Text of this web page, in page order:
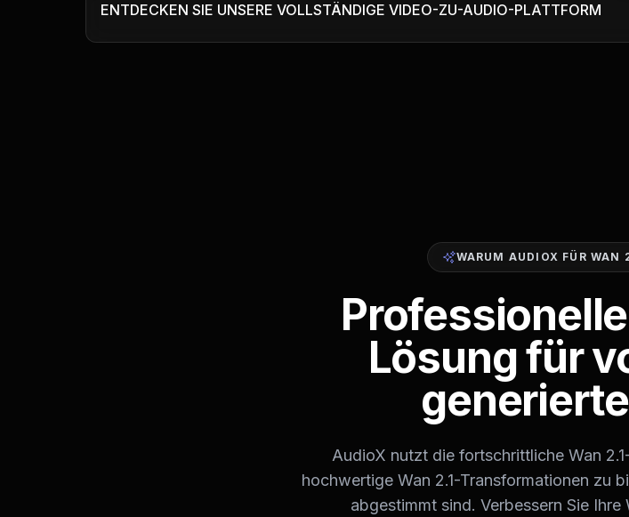
ENTDECKEN SIE UNSERE VOLLSTÄNDIGE VIDEO-ZU-AUDIO-PLATTFORM
WARUM AUDIOX FÜR WAN
Lösung für
AudioX nutzt die fortschrittliche Wan
hochwertige Wan 2.1-Transformationen zu
abgestimmt sind. Verbessern Sie Ihre